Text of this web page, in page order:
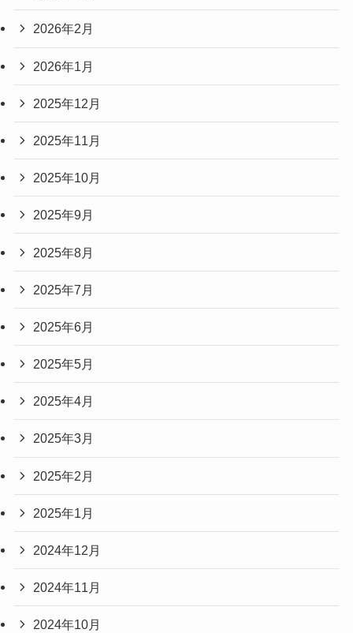
2026年2月
2026年1月
2025年12月
2025年11月
2025年10月
2025年9月
2025年8月
2025年7月
2025年6月
2025年5月
2025年4月
2025年3月
2025年2月
2025年1月
2024年12月
2024年11月
2024年10月